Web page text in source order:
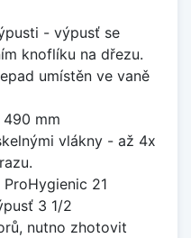
- výpusť se
knoflíku na dřezu.
umístěn ve vaně
mm
vlákny - až 4x
21
3 1/2
nutno zhotovit